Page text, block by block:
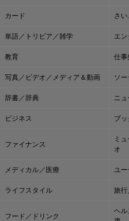
カード さい
単語／トリビア／雑学 エ
教育 仕事
写真／ビデオ／メディア＆動画 ソ
辞書／辞典 ニュ
ビジネス ブ
ファイナンス
ミ
オ
メディカル／医療 ユー
ライフスタイル 旅行
フード／ドリンク
ヘル